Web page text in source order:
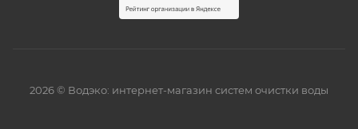
2026 © Водэко: интернет-магазин систем очистки воды